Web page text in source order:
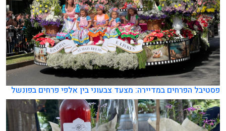
פסטיבל הפרחים במדיירה: מצעד צבעוני בין אלפי פרחים בפונשל